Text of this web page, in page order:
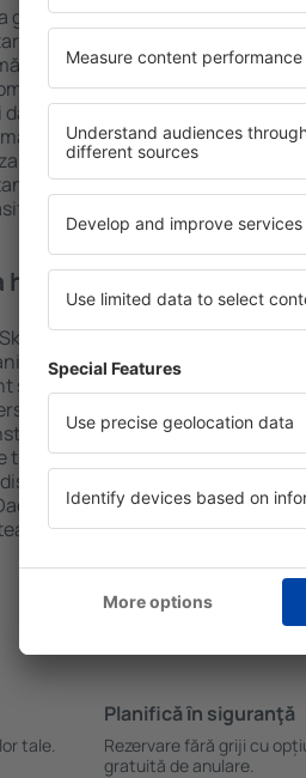
găsi un hotel în Lamont este
eSky. Baza mare de date cu
largă de opţiuni este o garanție
câmpurile motorului de
de check-in și check-out,
de camere şi gata!
disponibilă ȋn perioada
de la hotel ȋn centrul orașului,
hotelului.
hoteluri ȋn în Lamont?
este o soluție care te va
Foloseşte motorul de căutare a
alege cazarea care corespunde
au ales pachetul
a biletelor de avion şi a
timp. Motorul de căutare și
pe pagina principală a
nu ai garanţia că excursia va
de cazare permite anularea
tale.
Planifică ȋn siguranţă
Rezervare fără griji cu
gratuită de anulare.